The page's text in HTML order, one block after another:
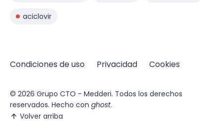
aciclovir
Condiciones de uso Privacidad Cookies
© 2026 Grupo CTO - Medderi. Todos los derechos
reservados. Hecho con ghost.
Volver arriba